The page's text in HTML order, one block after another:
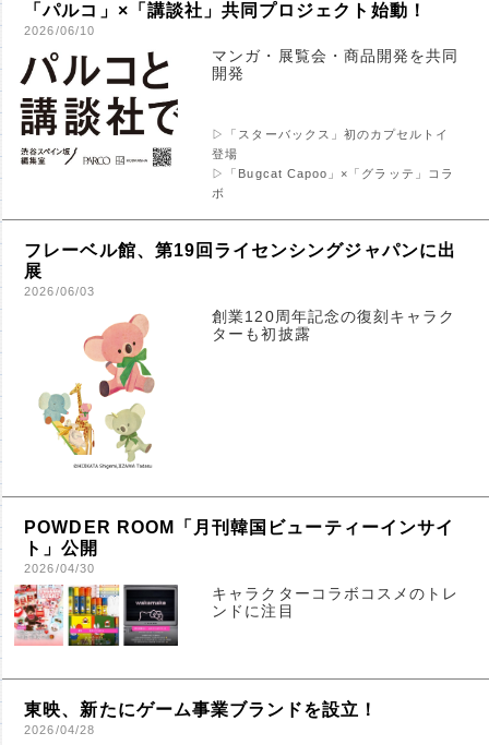
「パルコ」×「講談社」共同プロジェクト始動！
2026/06/10
マンガ・展覧会・商品開発を共同
開発
▷「スターバックス」初のカプセルトイ
登場
▷「Bugcat Capoo」×「グラッテ」コラ
ボ
フレーベル館、第19回ライセンシングジャパンに出
展
2026/06/03
創業120周年記念の復刻キャラク
ターも初披露
POWDER ROOM「月刊韓国ビューティーインサイ
ト」公開
2026/04/30
キャラクターコラボコスメのトレ
ンドに注目
東映、新たにゲーム事業ブランドを設立！
2026/04/28